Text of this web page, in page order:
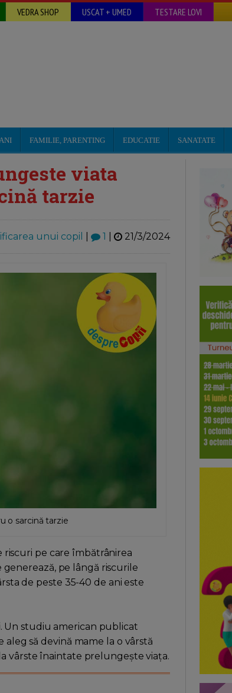
VEDRA SHOP USCAT + UMED TESTARE LOVI
FAMILIE, PARENTING EDUCATIE SANATATE
viata
tarzie
unui copil 1 21/3/2024
o sarcină tarzie
riscuri pe care îmbătrânirea
pe lângă riscurile
de peste 35-40 de ani este
Un studiu american publicat
să devină mame la o vârstă
vârste înaintate prelungește viața.